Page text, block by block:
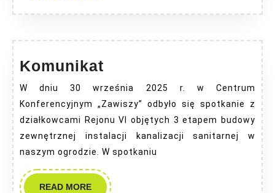
Komunikat
W dniu 30 września 2025 r. w Centrum
Konferencyjnym „Zawiszy” odbyło się spotkanie z
działkowcami Rejonu VI objętych 3 etapem budowy
zewnętrznej instalacji kanalizacji sanitarnej w
naszym ogrodzie. W spotkaniu
READ MOREREAD